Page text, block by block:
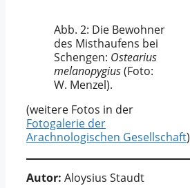
Abb. 2: Die Bewohner
des Misthaufens bei
Schengen: Ostearius
melanopygius(Foto:
W. Menzel).
(weitere Fotos in der
Fotogalerie der
Arachnologischen Gesellschaft)
Autor: Aloysius Staudt